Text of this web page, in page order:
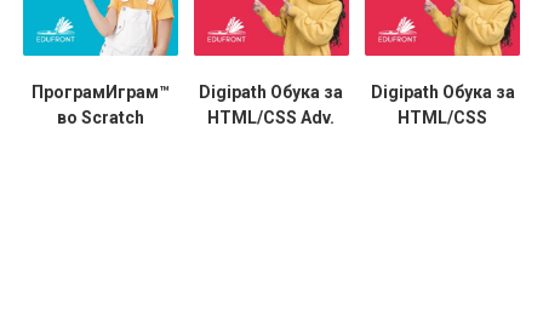
ПрограмИграм™
во Scratch
Digipath Обука за
HTML/CSS Adv.
Digipath Обука за
HTML/CSS